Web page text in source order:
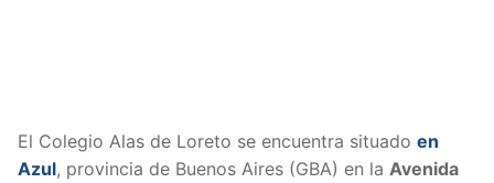
El Colegio Alas de Loreto se encuentra situado en
Azul, provincia de Buenos Aires (GBA) en la Avenida